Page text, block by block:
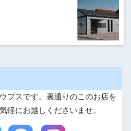
プスです。裏通りのこのお店を
軽にお越しくださいませ。